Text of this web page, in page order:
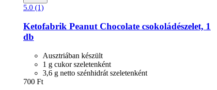
5.0 (1)
Ketofabrik Peanut Chocolate csokoládészelet, 1
db
Ausztriában készült
1 g cukor szeletenként
3,6 g netto szénhidrát szeletenként
700 Ft